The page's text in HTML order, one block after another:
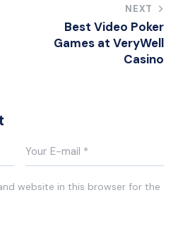
NEXT
Best Video Poker
Games at VeryWell
Casino
website in this browser for the